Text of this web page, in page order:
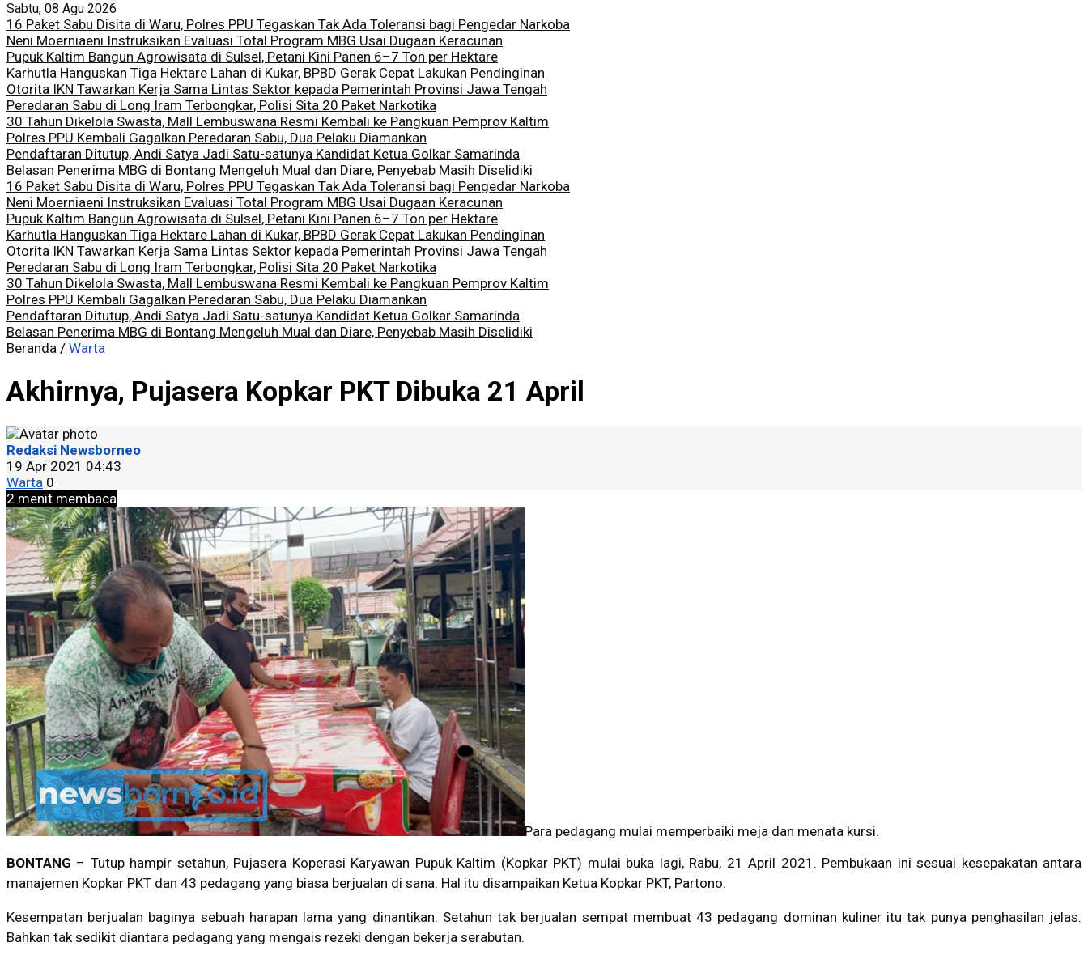
Sabtu, 08 Agu 2026
16 Paket Sabu Disita di Waru, Polres PPU Tegaskan Tak Ada Toleransi bagi Pengedar Narkoba
Neni Moerniaeni Instruksikan Evaluasi Total Program MBG Usai Dugaan Keracunan
Pupuk Kaltim Bangun Agrowisata di Sulsel, Petani Kini Panen 6–7 Ton per Hektare
Karhutla Hanguskan Tiga Hektare Lahan di Kukar, BPBD Gerak Cepat Lakukan Pendinginan
Otorita IKN Tawarkan Kerja Sama Lintas Sektor kepada Pemerintah Provinsi Jawa Tengah
Peredaran Sabu di Long Iram Terbongkar, Polisi Sita 20 Paket Narkotika
30 Tahun Dikelola Swasta, Mall Lembuswana Resmi Kembali ke Pangkuan Pemprov Kaltim
Polres PPU Kembali Gagalkan Peredaran Sabu, Dua Pelaku Diamankan
Pendaftaran Ditutup, Andi Satya Jadi Satu-satunya Kandidat Ketua Golkar Samarinda
Belasan Penerima MBG di Bontang Mengeluh Mual dan Diare, Penyebab Masih Diselidiki
16 Paket Sabu Disita di Waru, Polres PPU Tegaskan Tak Ada Toleransi bagi Pengedar Narkoba
Neni Moerniaeni Instruksikan Evaluasi Total Program MBG Usai Dugaan Keracunan
Pupuk Kaltim Bangun Agrowisata di Sulsel, Petani Kini Panen 6–7 Ton per Hektare
Karhutla Hanguskan Tiga Hektare Lahan di Kukar, BPBD Gerak Cepat Lakukan Pendinginan
Otorita IKN Tawarkan Kerja Sama Lintas Sektor kepada Pemerintah Provinsi Jawa Tengah
Peredaran Sabu di Long Iram Terbongkar, Polisi Sita 20 Paket Narkotika
30 Tahun Dikelola Swasta, Mall Lembuswana Resmi Kembali ke Pangkuan Pemprov Kaltim
Polres PPU Kembali Gagalkan Peredaran Sabu, Dua Pelaku Diamankan
Pendaftaran Ditutup, Andi Satya Jadi Satu-satunya Kandidat Ketua Golkar Samarinda
Belasan Penerima MBG di Bontang Mengeluh Mual dan Diare, Penyebab Masih Diselidiki
Beranda / Warta
Akhirnya, Pujasera Kopkar PKT Dibuka 21 April
Redaksi Newsborneo
19 Apr 2021 04:43
Warta 0
2 menit membaca
Para pedagang mulai memperbaiki meja dan menata kursi.
BONTANG – Tutup hampir setahun, Pujasera Koperasi Karyawan Pupuk Kaltim (Kopkar PKT) mulai buka lagi, Rabu, 21 April 2021. Pembukaan ini sesuai kesepakatan antara
manajemen Kopkar PKT dan 43 pedagang yang biasa berjualan di sana. Hal itu disampaikan Ketua Kopkar PKT, Partono.
Kesempatan berjualan baginya sebuah harapan lama yang dinantikan. Setahun tak berjualan sempat membuat 43 pedagang dominan kuliner itu tak punya penghasilan jelas.
Bahkan tak sedikit diantara pedagang yang mengais rezeki dengan bekerja serabutan.